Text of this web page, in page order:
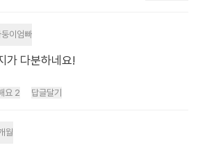
둥이엄빠
가 다분하네요!
요 2 답글달기
월